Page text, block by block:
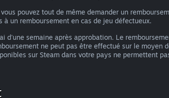
pouvez tout de même demander un
un remboursement en cas de jeu défectueux.
d'une semaine après approbation. Le
ne peut pas être effectué sur le
sur Steam dans votre pays ne permettent